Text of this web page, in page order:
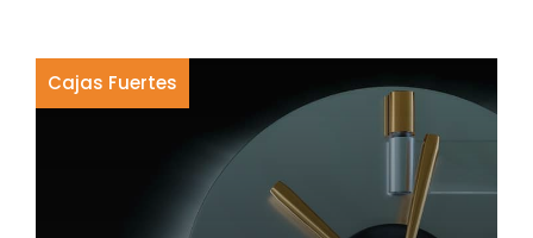
Cajas Fuertes